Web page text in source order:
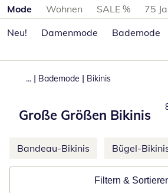
Produktkategorien überspringen
Mode Wohnen SALE %
75
Neu!
Damenmode Bademode
... | Bademode | Bikinis
Große Größen Bikinis
Weitere Kategorien überspringen
Bandeau-Bikinis Bügel-
Filtern &